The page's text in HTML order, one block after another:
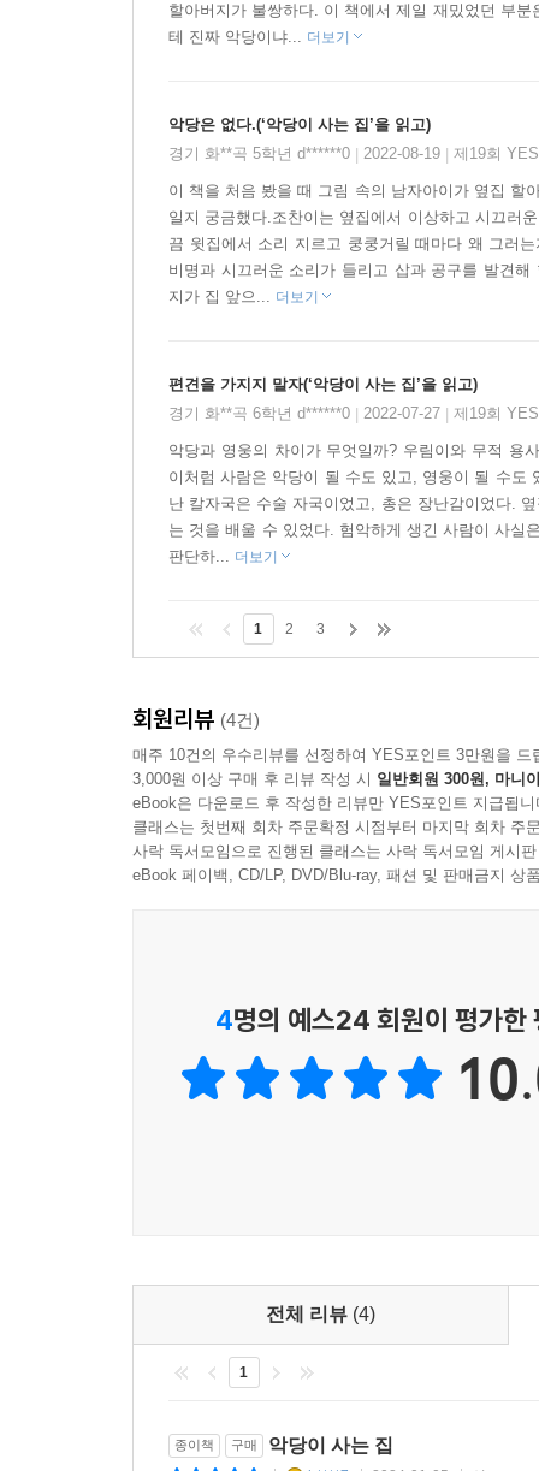
할아버지가 불쌍하다. 이 책에서 제일 재밌었던 부
테 진짜 악당이냐... 더보기
악당은 없다.(‘악당이 사는 집’을 읽고)
경기 화**곡 5학년 d******0
2022-08-19 제19회
이 책을 처음 봤을 때 그림 속의 남자아이가 옆집 할
일지 궁금했다.조찬이는 옆집에서 이상하고 시끄러
끔 윗집에서 소리 지르고 쿵쿵거릴 때마다 왜 그러
비명과 시끄러운 소리가 들리고 삽과 공구를 발견
지가 집 앞으... 더보기
편견을 가지지 말자(‘악당이 사는 집’을 읽고)
경기 화**곡 6학년 d******0
2022-07-27 제19회
악당과 영웅의 차이가 무엇일까? 우림이와 무적 용
이처럼 사람은 악당이 될 수도 있고, 영웅이 될 수도
난 칼자국은 수술 자국이었고, 총은 장난감이었다.
는 것을 배울 수 있었다. 험악하게 생긴 사람이 사실
판단하... 더보기
1 2 3
회원리뷰 (4건)
매주 10건의 우수리뷰를 선정하여 YES포인트 3만원을 드
3,000원 이상 구매 후 리뷰 작성 시 일반회원 300원, 마니
eBook은 다운로드 후 작성한 리뷰만 YES포인트 지급됩니
클래스는 첫번째 회차 주문확정 시점부터 마지막 회차 주
사락 독서모임으로 진행된 클래스는 사락 독서모임 게시
eBook 페이백, CD/LP, DVD/Blu-ray, 패션 및 판매금지 상
4명의 예스24 회원이 평가한
전체 리뷰 (4)
1
종이책 구매 악당이 사는 집